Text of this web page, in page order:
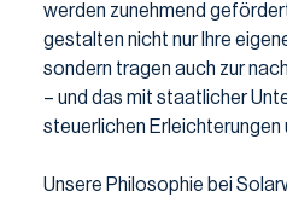
werden zunehmend
gestalten nicht nur Ihre
sondern tragen auch zur
– und das mit staatlicher
steuerlichen Erleichterungen
Unsere Philosophie bei